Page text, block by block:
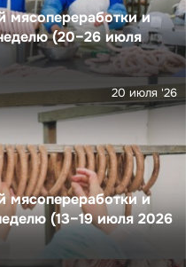
мясопереработки и
(20–26 июля
мясопереработки и
(13–19 июля 2026
20 июля '26